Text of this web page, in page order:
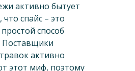
активно бытует
спайс – это
способ
Поставщики
активно
этот миф, поэтому